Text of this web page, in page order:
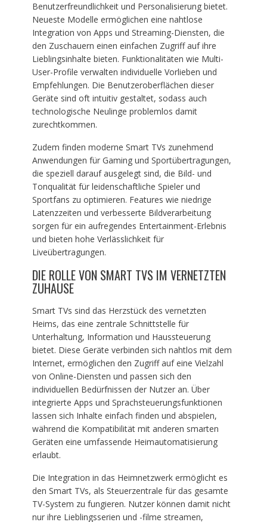
Benutzerfreundlichkeit und Personalisierung bietet.
Neueste Modelle ermöglichen eine nahtlose
Integration von Apps und Streaming-Diensten, die
den Zuschauern einen einfachen Zugriff auf ihre
Lieblingsinhalte bieten. Funktionalitäten wie Multi-
User-Profile verwalten individuelle Vorlieben und
Empfehlungen. Die Benutzeroberflächen dieser
Geräte sind oft intuitiv gestaltet, sodass auch
technologische Neulinge problemlos damit
zurechtkommen.
Zudem finden moderne Smart TVs zunehmend
Anwendungen für Gaming und Sportübertragungen,
die speziell darauf ausgelegt sind, die Bild- und
Tonqualität für leidenschaftliche Spieler und
Sportfans zu optimieren. Features wie niedrige
Latenzzeiten und verbesserte Bildverarbeitung
sorgen für ein aufregendes Entertainment-Erlebnis
und bieten hohe Verlässlichkeit für
Liveübertragungen.
DIE ROLLE VON SMART TVS IM VERNETZTEN
ZUHAUSE
Smart TVs sind das Herzstück des vernetzten
Heims, das eine zentrale Schnittstelle für
Unterhaltung, Information und Haussteuerung
bietet. Diese Geräte verbinden sich nahtlos mit dem
Internet, ermöglichen den Zugriff auf eine Vielzahl
von Online-Diensten und passen sich den
individuellen Bedürfnissen der Nutzer an. Über
integrierte Apps und Sprachsteuerungsfunktionen
lassen sich Inhalte einfach finden und abspielen,
während die Kompatibilität mit anderen smarten
Geräten eine umfassende Heimautomatisierung
erlaubt.
Die Integration in das Heimnetzwerk ermöglicht es
den Smart TVs, als Steuerzentrale für das gesamte
TV-System zu fungieren. Nutzer können damit nicht
nur ihre Lieblingsserien und -filme streamen,